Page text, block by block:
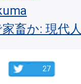
畜か: 現代
27